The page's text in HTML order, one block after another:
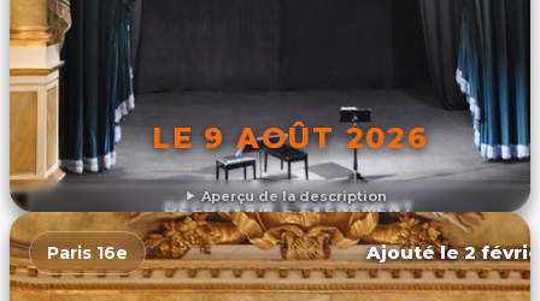
Aperçu de la description
LE 9 AOÛT 2026
DÉCOUVRIR L'ÉVÉNEMENT
Paris 16e Ajouté le 2